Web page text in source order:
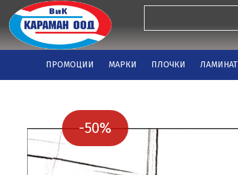
ПРОМОЦИИ МАРКИ ПЛОЧКИ ЛАМИНАТ
-50%